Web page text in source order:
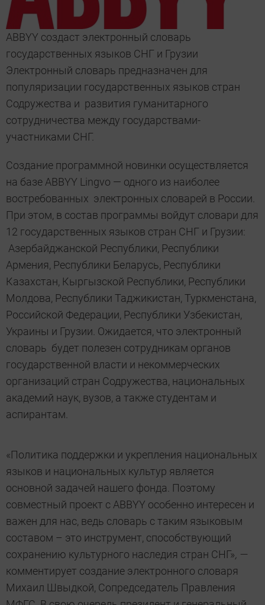
ABBYY создаст электронный словарь
государственных языков СНГ и Грузии
Электронный словарь предназначен для
популяризации государственных языков стран
Содружества и развития гуманитарного
сотрудничества между государствами-
участниками СНГ.
Создание программной новинки осуществляется
на базе ABBYY Lingvo — одного из наиболее
востребованных электронных словарей в России.
При этом, в состав программы войдут словари для
12 государственных языков стран СНГ и Грузии:
Азербайджанской Республики, Республики
Армения, Республики Беларусь, Республики
Казахстан, Кыргызской Республики, Республики
Молдова, Республики Таджикистан, Туркменстана,
Российской Федерации, Республики Узбекистан,
Украины и Грузии. Ожидается, что электронный
словарь будет полезен сотрудникам органов
государственной власти и некоммерческих
организаций стран Содружества, национальных
академий наук, вузов, а также студентам и
аспирантам.
«Политика поддержки и укрепления национальных
языков и национальных культур является
основной задачей нашего фонда. Поэтому
совместный проект с ABBYY особенно интересен и
важен для нас, ведь словарь с таким языковым
составом – это инструмент, способствующий
сохранению культурного наследия стран СНГ», —
комментирует создание электронного словаря
Михаил Швыдкой, Сопредседатель Правления